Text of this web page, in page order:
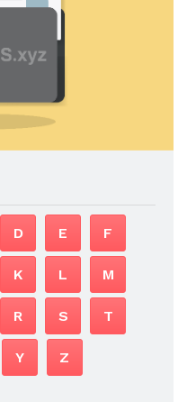
D E F
K L M
R S T
Y Z